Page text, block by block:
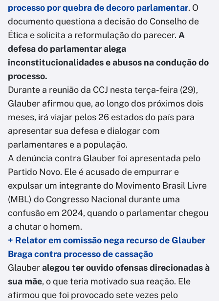
processo por quebra de decoro parlamentar. O
documento questiona a decisão do Conselho de
Ética e solicita a reformulação do parecer. A
defesa do parlamentar alega
inconstitucionalidades e abusos na condução do
processo.
Durante a reunião da CCJ nesta terça-feira (29),
Glauber afirmou que, ao longo dos próximos dois
meses, irá viajar pelos 26 estados do país para
apresentar sua defesa e dialogar com
parlamentares e a população.
A denúncia contra Glauber foi apresentada pelo
Partido Novo. Ele é acusado de empurrar e
expulsar um integrante do Movimento Brasil Livre
(MBL) do Congresso Nacional durante uma
confusão em 2024, quando o parlamentar chegou
a chutar o homem.
+ Relator em comissão nega recurso de Glauber
Braga contra processo de cassação
Glauberalegou ter ouvido ofensas direcionadas à
sua mãe, o que teria motivado sua reação. Ele
afirmou que foi provocado sete vezes pelo